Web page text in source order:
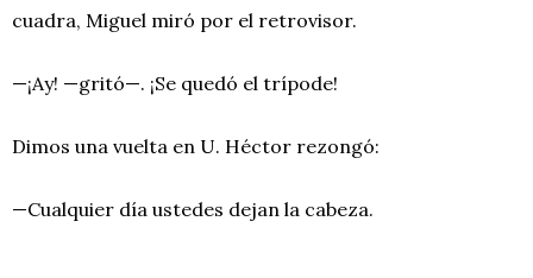
cuadra, Miguel miró por el retrovisor.
—¡Ay! —gritó—. ¡Se quedó el trípode!
Dimos una vuelta en U. Héctor rezongó:
—Cualquier día ustedes dejan la cabeza.